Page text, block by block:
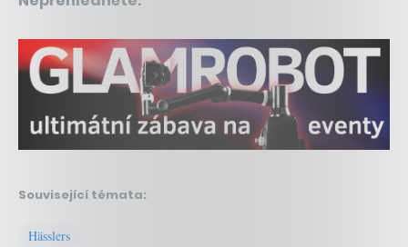
Související témata:
Hässlers